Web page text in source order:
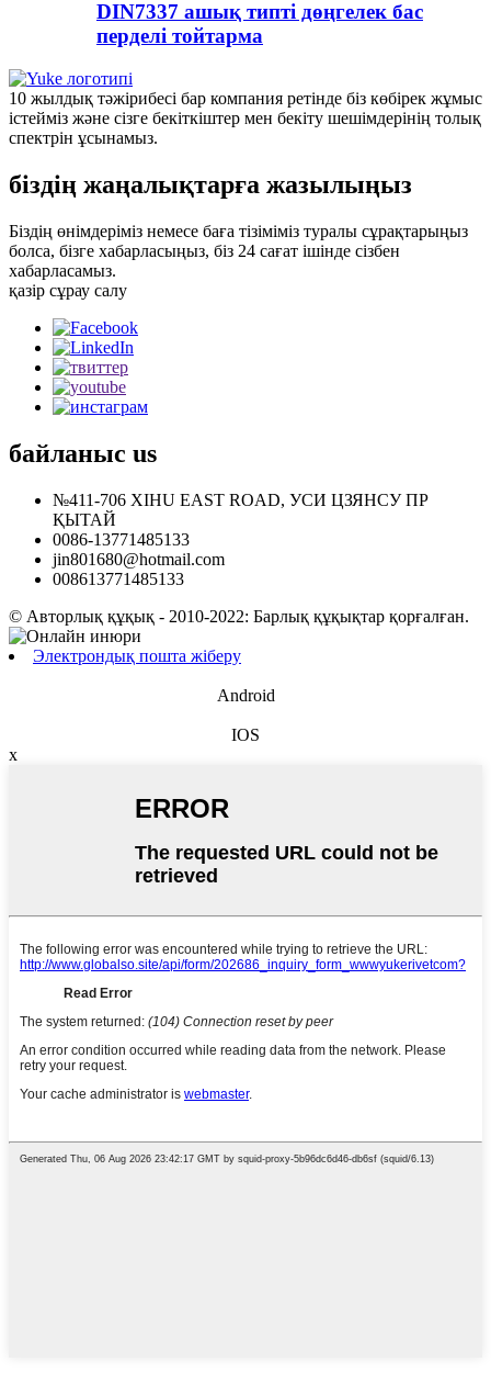
DIN7337 ашық типті дөңгелек бас
перделі тойтарма
10 жылдық тәжірибесі бар компания ретінде біз көбірек жұмыс
істейміз және сізге бекіткіштер мен бекіту шешімдерінің толық
спектрін ұсынамыз.
біздің жаңалықтарға жазылыңыз
Біздің өнімдеріміз немесе баға тізіміміз туралы сұрақтарыңыз
болса, бізге хабарласыңыз, біз 24 сағат ішінде сізбен
хабарласамыз.
қазір сұрау салу
байланыс us
№411-706 XIHU EAST ROAD, УСИ ЦЗЯНСУ ПР
ҚЫТАЙ
0086-13771485133
jin801680@hotmail.com
008613771485133
© Авторлық құқық - 2010-2022: Барлық құқықтар қорғалған.
Электрондық пошта жіберу
Android
IOS
x